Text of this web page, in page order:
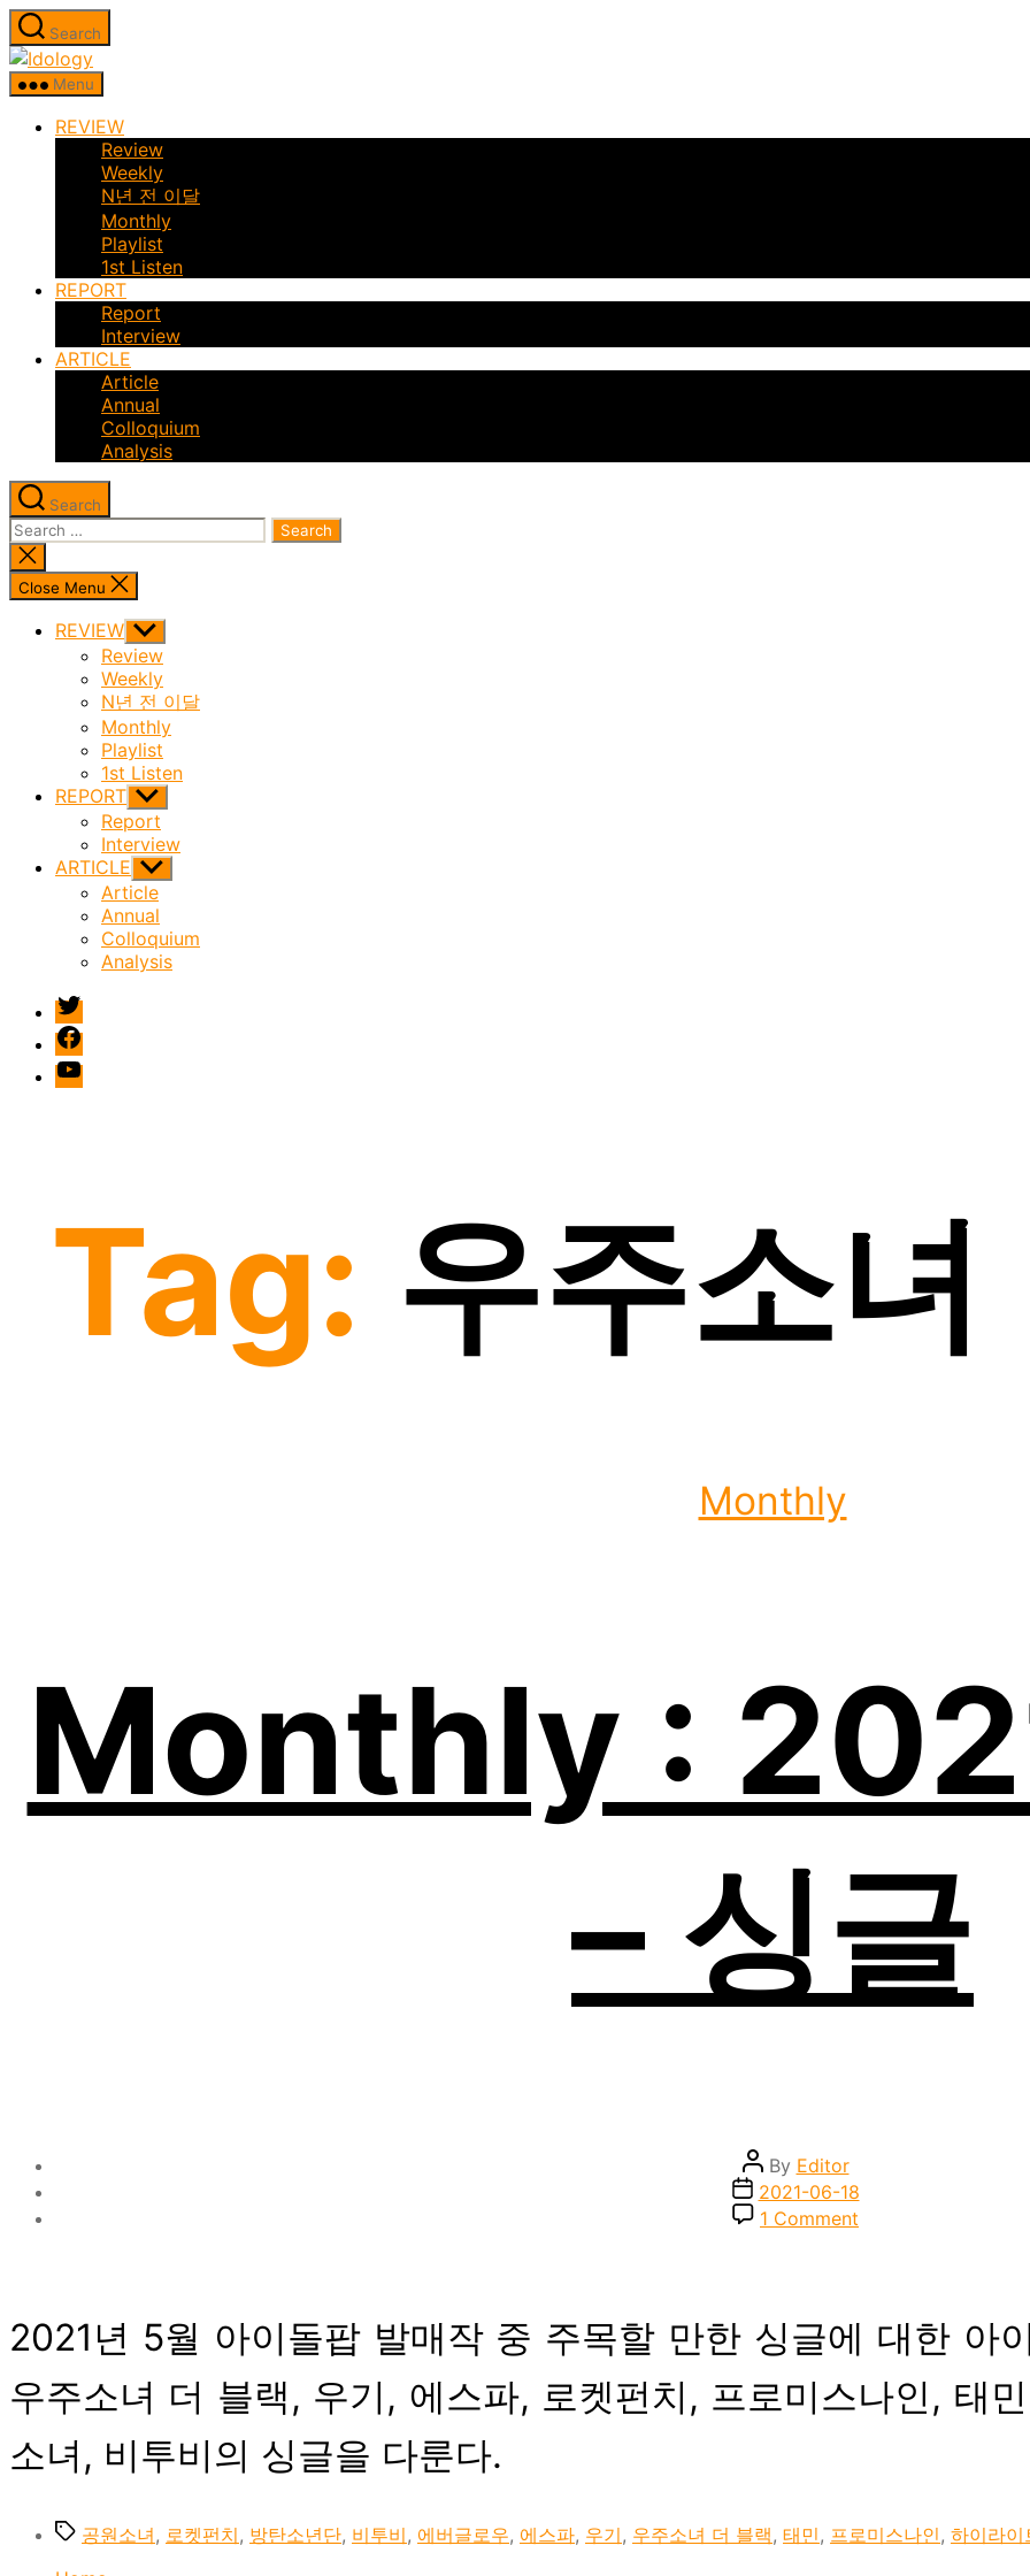
Skip
to
the
content
Search
Idology
Menu
REVIEW
Review
Weekly
N년 전 이달
Monthly
Playlist
1st Listen
REPORT
Report
Interview
ARTICLE
Article
Annual
Colloquium
Analysis
Search
Search
for:
Close
search
Close Menu
REVIEW Show
sub
menu
Review
Weekly
N년 전 이달
Monthly
Playlist
1st Listen
REPORT Show
sub
menu
Report
Interview
ARTICLE Show
sub
menu
Article
Annual
Colloquium
Analysis
twitter
facebook
Youtube
Tag: 우주소녀
Categories
Monthly
Monthly :
– 싱글
Post
author
By Editor
Post
date
2021-06-18
1 Comment
5
월
싱
2021년 5월 아이돌팝 발매작 중 주목할 만한 싱글에 대한 아
우주소녀 더 블랙, 우기, 에스파, 로켓펀치, 프로미스나인, 태
소녀, 비투비의 싱글을 다룬다.
Tags공원소녀 , 로켓펀치 , 방탄소년단, 비투비 , 에버글로우, 에스파, 우기 , 우주소녀 더 블랙 , 태민 , 프로미스나인 , 하이라이